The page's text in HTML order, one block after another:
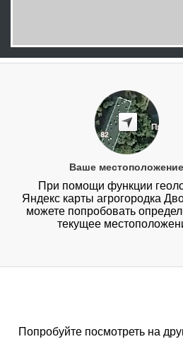
Ваше местоположение
При помощи функции
Яндекс карты агрогородка
можете попробовать
текущее
Попробуйте посмотреть на